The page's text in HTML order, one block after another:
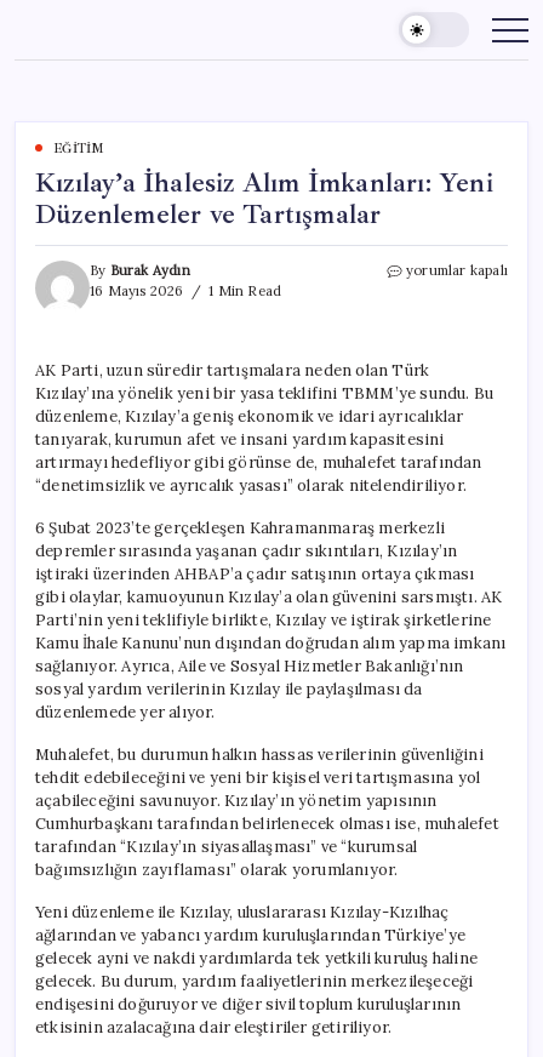
content
EĞITIM
Kızılay’a İhalesiz Alım İmkanları: Yeni
Düzenlemeler ve Tartışmalar
By Burak Aydın
16 Mayıs 2026
1 Min Read
Kızılay’a
Düzenlemeler
ve
Tartışmalar
için
yorumlar kapalı
AK Parti, uzun süredir tartışmalara neden olan Türk
Kızılay’ına yönelik yeni bir yasa teklifini TBMM’ye sundu. Bu
düzenleme, Kızılay’a geniş ekonomik ve idari ayrıcalıklar
tanıyarak, kurumun afet ve insani yardım kapasitesini
artırmayı hedefliyor gibi görünse de, muhalefet tarafından
“denetimsizlik ve ayrıcalık yasası” olarak nitelendiriliyor.
6 Şubat 2023’te gerçekleşen Kahramanmaraş merkezli
depremler sırasında yaşanan çadır sıkıntıları, Kızılay’ın
iştiraki üzerinden AHBAP’a çadır satışının ortaya çıkması
gibi olaylar, kamuoyunun Kızılay’a olan güvenini sarsmıştı. AK
Parti’nin yeni teklifiyle birlikte, Kızılay ve iştirak şirketlerine
Kamu İhale Kanunu’nun dışından doğrudan alım yapma imkanı
sağlanıyor. Ayrıca, Aile ve Sosyal Hizmetler Bakanlığı’nın
sosyal yardım verilerinin Kızılay ile paylaşılması da
düzenlemede yer alıyor.
Muhalefet, bu durumun halkın hassas verilerinin güvenliğini
tehdit edebileceğini ve yeni bir kişisel veri tartışmasına yol
açabileceğini savunuyor. Kızılay’ın yönetim yapısının
Cumhurbaşkanı tarafından belirlenecek olması ise, muhalefet
tarafından “Kızılay’ın siyasallaşması” ve “kurumsal
bağımsızlığın zayıflaması” olarak yorumlanıyor.
Yeni düzenleme ile Kızılay, uluslararası Kızılay-Kızılhaç
ağlarından ve yabancı yardım kuruluşlarından Türkiye’ye
gelecek ayni ve nakdi yardımlarda tek yetkili kuruluş haline
gelecek. Bu durum, yardım faaliyetlerinin merkezileşeceği
endişesini doğuruyor ve diğer sivil toplum kuruluşlarının
etkisinin azalacağına dair eleştiriler getiriliyor.